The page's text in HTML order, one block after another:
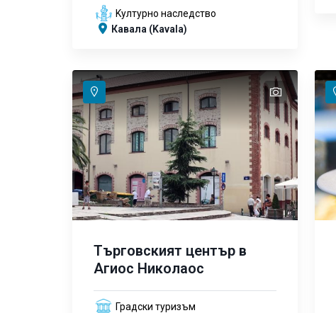
Kултурно наследство
Кавала (Kavala)
text
text
Търговският център в
Агиос Николаос
Градски туризъм